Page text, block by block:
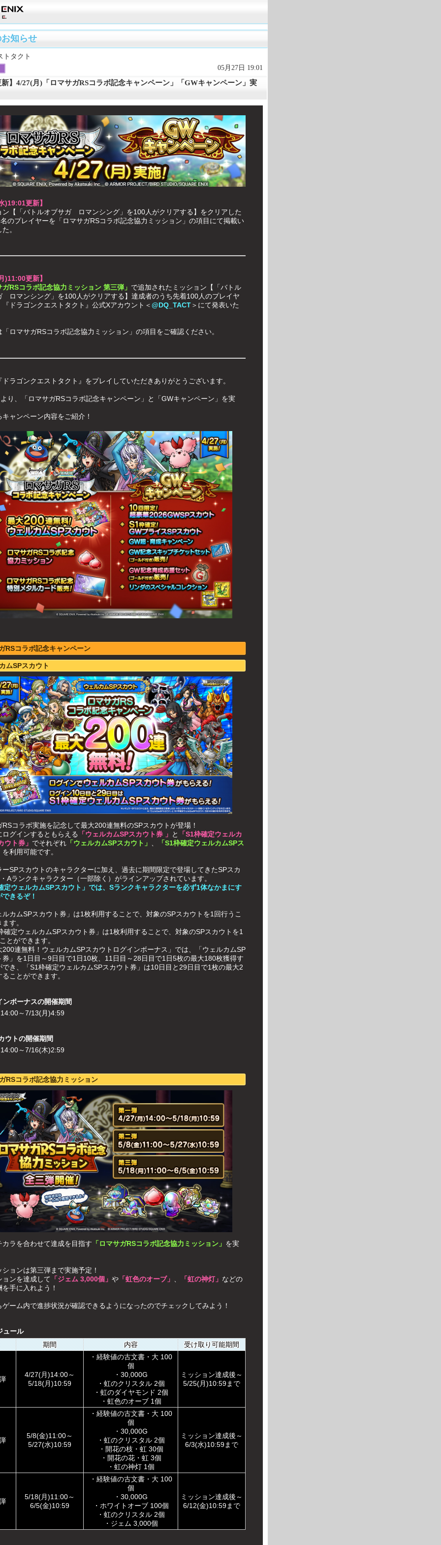
知らせ
トタクト
05月27日 19:01
】4/27(月)「ロマサガRSコラボ記念キャンペーン」「GWキャンペーン」実
)19:01更新】
ン【「バトルオブサガ ロマンシング」を100人がクリアする】をクリアした
のプレイヤーを「ロマサガRSコラボ記念協力ミッション」の項目にて掲載い
。
)11:00更新】
ガRSコラボ記念協力ミッション 第三弾」 で追加されたミッション【「バトル
ロマンシング」を100人がクリアする】達成者のうち先着100人のプレイヤ
『ドラゴンクエストタクト』公式Xアカウント＜@DQ_TACT＞にて発表いた
ロマサガRSコラボ記念協力ミッション」の項目をご確認ください。
ドラゴンクエストタクト』をプレイしていただきありがとうございます。
り、「ロマサガRSコラボ記念キャンペーン」と「GWキャンペーン」を実
キャンペーン内容をご紹介！
RSコラボ記念キャンペーン
ムSPスカウト
RSコラボ実施を記念して最大200連無料のSPスカウトが登場！
ログインするともらえる
「ウェルカムSPスカウト券 」 と
「S1枠確定ウェルカ
ウト券」 でそれぞれ 「ウェルカムSPスカウト」
「S1枠確定ウェルカムSPス
を利用可能です。
ーSPスカウトのキャラクターに加え、過去に期間限定で登場してきたSPスカ
Aランクキャラクター（一部除く）がラインアップされています。
定ウェルカムSPスカウト」では、Sランクキャラクターを必ず1体なかまにす
きるぞ！
カムSPスカウト券」は1枚利用することで、対象のSPスカウトを1回行うこ
す。
定ウェルカムSPスカウト券」は1枚利用することで、対象のSPスカウトを1
とができます。
連無料！ウェルカムSPスカウトログインボーナス」では、「ウェルカムSP
券」を1日目～9日目で1日10枚、11日目～28日目で1日5枚の最大180枚獲得す
でき、「S1枠確定ウェルカムSPスカウト券」は10日目と29日目で1枚の最大2
ことができます。
ンボーナスの開催期間
～7/13(月)4:59
ウトの開催期間
～7/16(木)2:59
RSコラボ記念協力ミッション
カラを合わせて達成を目指す 「ロマサガRSコラボ記念協力ミッション」 を実
ションは第三弾まで実施予定！
ョンを達成して 「ジェム 3,000個」 や 「虹色のオーブ」 「虹の神灯」 などの
手に入れよう！
ゲーム内で進捗状況が確認できるようになったのでチェックしてみよう！
ュール
期間
内容 受け取り可能期間
4/27(月)14:00～
5/18(月)10:59
・経験値の古文書・大 100
個
・30,000G
・虹のクリスタル 2個
・虹のダイヤモンド 2個
・虹色のオーブ 1個
ミッション達成後～
5/25(月)10:59まで
5/8(金)11:00～
5/27(水)10:59
・経験値の古文書・大 100
個
・30,000G
・虹のクリスタル 2個
・開花の枝・虹 30個
・開花の花・虹 3個
・虹の神灯 1個
ミッション達成後～
6/3(水)10:59まで
5/18(月)11:00～
6/5(金)10:59
・経験値の古文書・大 100
個
・30,000G
・ホワイトオーブ 100個
・虹のクリスタル 2個
・ジェム 3,000個
ミッション達成後～
6/12(金)10:59まで